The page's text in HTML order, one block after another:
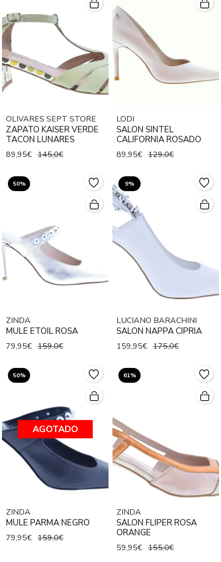
OLIVARES SEPT STORE
ZAPATO KAISER VERDE
TACON LUNARES
89,95€ 145,0€
LODI
SALON SINTEL
CALIFORNIA ROSADO
89,95€ 129,0€
50%
ZINDA
MULE ETOIL ROSA
79,95€ 159,0€
9%
LUCIANO BARACHINI
SALON NAPPA CIPRIA
159,95€ 175,0€
50%
AGOTADO
ZINDA
MULE PARMA NEGRO
79,95€ 159,0€
61%
ZINDA
SALON FLIPER ROSA
ORANGE
59,95€ 155,0€